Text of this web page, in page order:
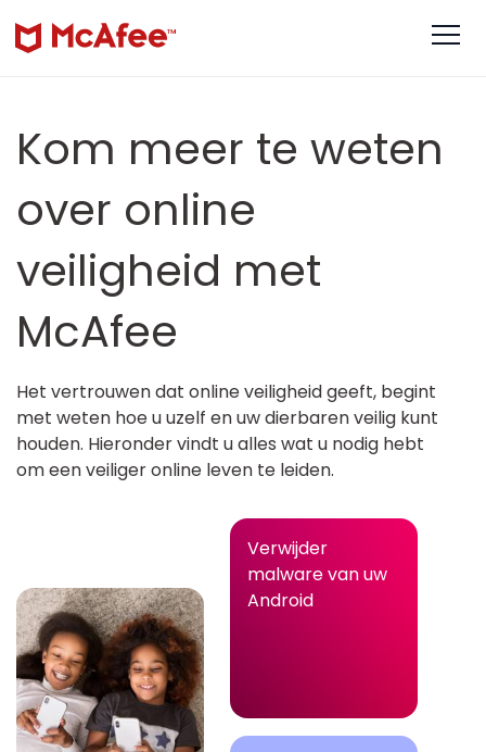
Kom meer te weten
over online
veiligheid met
McAfee
Het vertrouwen dat online veiligheid geeft, begint
met weten hoe u uzelf en uw dierbaren veilig kunt
houden. Hieronder vindt u alles wat u nodig hebt
om een veiliger online leven te leiden.
Verwijder
malware van uw
Android